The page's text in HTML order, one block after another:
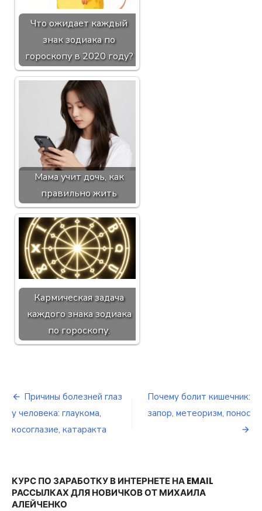
Что ожидает каждый
знак зодиака по
гороскопу в 2020 году?
Мама учит дочь, как
правильно жить
Кармическая задача
каждого знака зодиака
по гороскопу.
Навигация
по
Причины болезней глаз
у человека: глаукома,
косоглазие, катаракта
Почему болит кишечник:
запор, метеоризм, понос
КУРС ПО ЗАРАБОТКУ В ИНТЕРНЕТЕ НА EMAIL
РАССЫЛКАХ ДЛЯ НОВИЧКОВ ОТ МИХАИЛА
АЛЕЙЧЕНКО